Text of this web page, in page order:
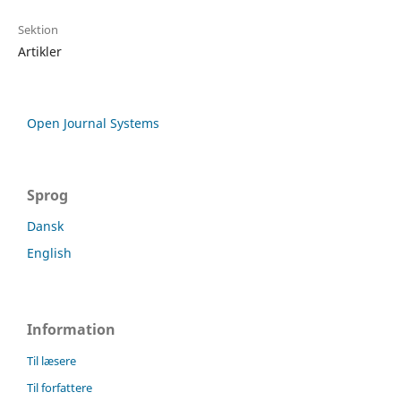
Sektion
Artikler
Open Journal Systems
Sprog
Dansk
English
Information
Til læsere
Til forfattere